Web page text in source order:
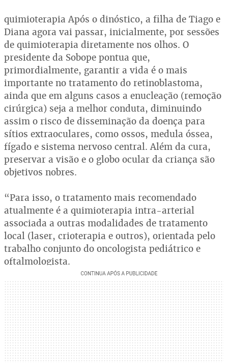
quimioterapia Após o dinóstico, a filha de Tiago e
Diana agora vai passar, inicialmente, por sessões
de quimioterapia diretamente nos olhos. O
presidente da Sobope pontua que,
primordialmente, garantir a vida é o mais
importante no tratamento do retinoblastoma,
ainda que em alguns casos a enucleação (remoção
cirúrgica) seja a melhor conduta, diminuindo
assim o risco de disseminação da doença para
sítios extraoculares, como ossos, medula óssea,
fígado e sistema nervoso central. Além da cura,
preservar a visão e o globo ocular da criança são
objetivos nobres.
“Para isso, o tratamento mais recomendado
atualmente é a quimioterapia intra-arterial
associada a outras modalidades de tratamento
local (laser, crioterapia e outros), orientada pelo
trabalho conjunto do oncologista pediátrico e
oftalmologista.